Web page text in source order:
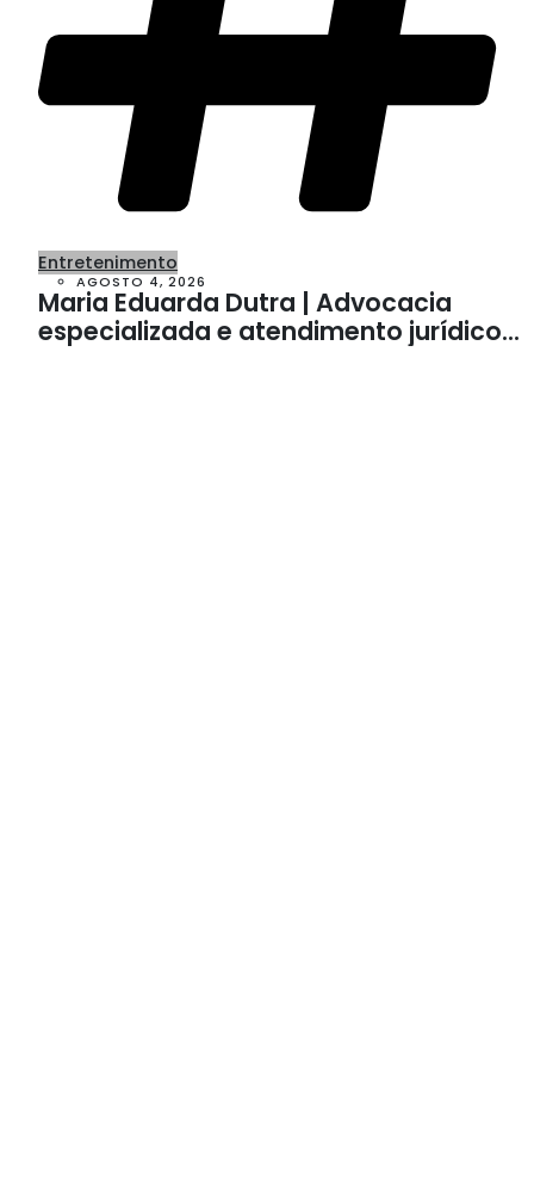
Entretenimento
AGOSTO 4, 2026
Maria Eduarda Dutra | Advocacia
especializada e atendimento jurídico